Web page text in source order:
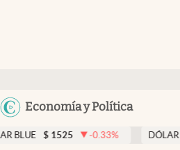
Economía y Política
Members
Economía y Política
-0.33% DÓLAR TARJETA $ 1976